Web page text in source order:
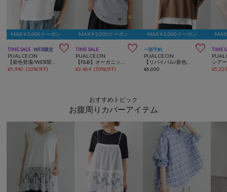
MAX￥2,000クーポン
TIME SALE WEB限定 
PUAL CE CIN
¥5,940 (10%OFF)
MAX￥2,000クーポン
TIME SALE 
PUAL CE CIN
¥2,464 (30%OFF)
MAX￥2,000クーポン
一部予約 
PUAL CE CIN
¥6,600
TIME
PUAL
¥
おすすめトピック
お腹周りカバーアイテム